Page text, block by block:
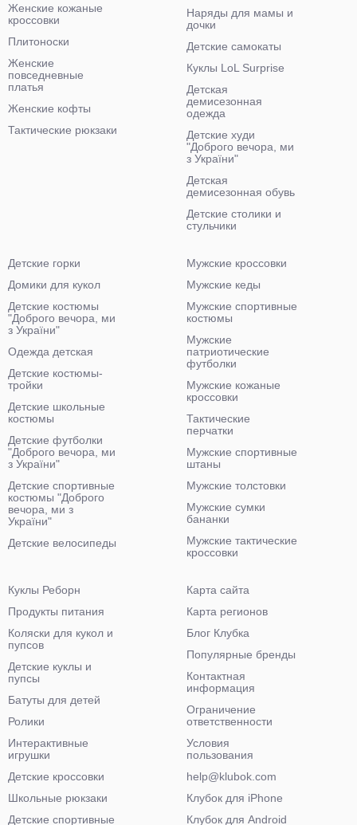
Женские кожаные
кроссовки
Плитоноски
Женские
повседневные
платья
Женские кофты
Тактические рюкзаки
Наряды для мамы и
дочки
Детские самокаты
Куклы LoL Surprise
Детская
демисезонная
одежда
Детские худи
"Доброго вечора, ми
з України"
Детская
демисезонная обувь
Детские столики и
стульчики
Детские горки
Домики для кукол
Детские костюмы
"Доброго вечора, ми
з України"
Одежда детская
Детские костюмы-
тройки
Детские школьные
костюмы
Детские футболки
"Доброго вечора, ми
з України"
Детские спортивные
костюмы "Доброго
вечора, ми з
України"
Детские велосипеды
Мужские кроссовки
Мужские кеды
Мужские спортивные
костюмы
Мужские
патриотические
футболки
Мужские кожаные
кроссовки
Тактические
перчатки
Мужские спортивные
штаны
Мужские толстовки
Мужские сумки
бананки
Мужские тактические
кроссовки
Куклы Реборн
Продукты питания
Коляски для кукол и
пупсов
Детские куклы и
пупсы
Батуты для детей
Ролики
Интерактивные
игрушки
Детские кроссовки
Школьные рюкзаки
Детские спортивные
Карта сайта
Карта регионов
Блог Клубка
Популярные бренды
Контактная
информация
Ограничение
ответственности
Условия
пользования
help@klubok.com
Клубок для iPhone
Клубок для Android